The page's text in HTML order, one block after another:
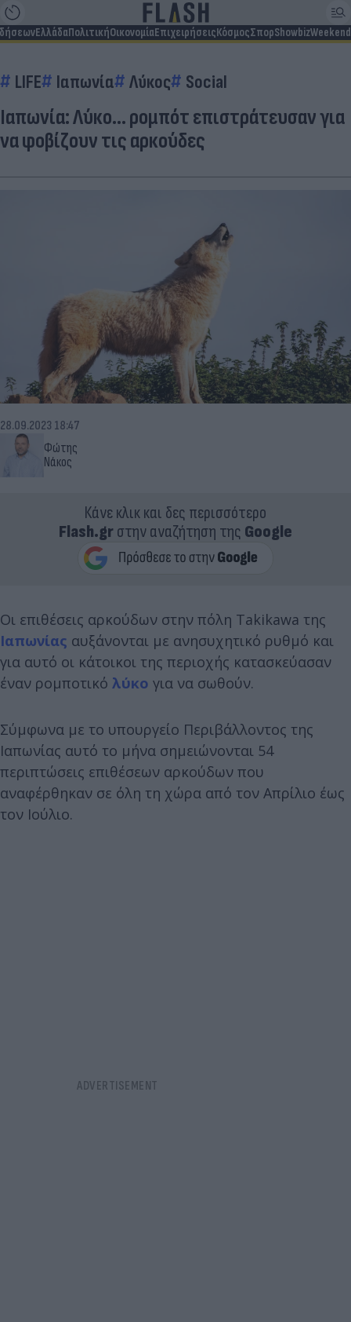
ΕλλάδαΠολιτικήΟικονομίαΕπιχειρήσειςΚόσμοςΣπορShowbizWeekend
LIFE Ιαπωνία Λύκος Social
Ιαπωνία: Λύκο… ρομπότ επιστράτευσαν για
να φοβίζουν τις αρκούδες
Φώτης
Νάκος
28.09.2023 18:47
Κάνε κλικ και δες περισσότερο
Flash.grστην αναζήτηση της Google
Οι επιθέσεις αρκούδων στην πόλη Takikawa της
Ιαπωνίας αυξάνονται με ανησυχητικό ρυθμό και
για αυτό οι κάτοικοι της περιοχής κατασκεύασαν
έναν ρομποτικό λύκο για να σωθούν.
Σύμφωνα με το υπουργείο Περιβάλλοντος της
Ιαπωνίας αυτό το μήνα σημειώνονται 54
περιπτώσεις επιθέσεων αρκούδων που
αναφέρθηκαν σε όλη τη χώρα από τον Απρίλιο έως
τον Ιούλιο.